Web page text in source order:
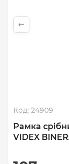
Код: 24909
Рамка
VIDEX